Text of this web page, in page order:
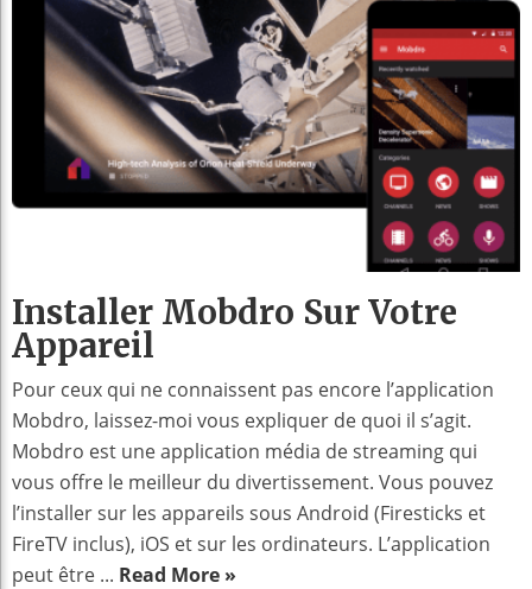
Installer Mobdro Sur Votre
Appareil
Pour ceux qui ne connaissent pas encore l’application
Mobdro, laissez-moi vous expliquer de quoi il s’agit.
Mobdro est une application média de streaming qui
vous offre le meilleur du divertissement. Vous pouvez
l’installer sur les appareils sous Android (Firesticks et
FireTV inclus), iOS et sur les ordinateurs. L’application
peut être ... Read More »